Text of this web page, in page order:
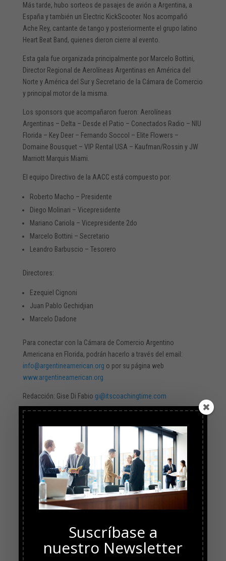
Más tarde, hubo sorteos de pasajes de avión a Argentina, a
España y también un Electric KickScooter. Nos acompañó
Ache Rey, cantante de tango y posteriormente el grupo latino
Heart Beat Band, quienes dieron cierre al evento.
Esta gala fue organizada principalmente por Marcelo Bottini,
Director Regional de Aerolíneas Argentinas en América del
Norte y América del Sur y Secretario de la Cámara de Comercio
y principal motor de la misma.
Los sponsors que acompañaron fueron: Aerolíneas
Argentinas – Delta – Desde el Patio – Conectados Radio – NIU
Florida – Key Deer – Fernando Soccol – Elite Flowers –
Domaine Bousquet – VIP Rental USA – Kaufman/Rossin y JW
Marriott Marquis Miami.
El equipo Directivo de la AACC está compuesto por:
Roberto Macho – Presidente
Diego Molinari – Vicepresidente
Mariano Cariola – Vicepresidente 2do
Marcelo Bottini – Secretario
Leandro Barbuscio – Tesorero
Directores:
Ezequiel Cignoni
Juan Pablo Gechidjian
Marcelo Dadone
Para conectar con la Cámara de Comercio Argentino
Americana en Florida, podrán hacerlo a través del email:
info@argentineamerican.org o por su página web
www.argentineamerican.org
Redacción: Gise Di Fabio gi@itscoachingtime.com
Para: Comité Empresarial de Mujeres AACC – FEBICHAM
comitedemujeres@argentineamerican.org
Suscríbase a
nuestro Newsletter